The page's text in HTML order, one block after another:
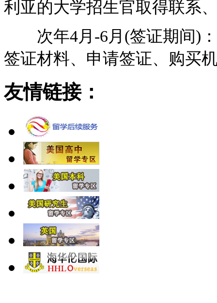
利亚的大学招生官取得联系
次年4月-6月(签证期间)：
签证材料、申请签证、购买
友情链接：